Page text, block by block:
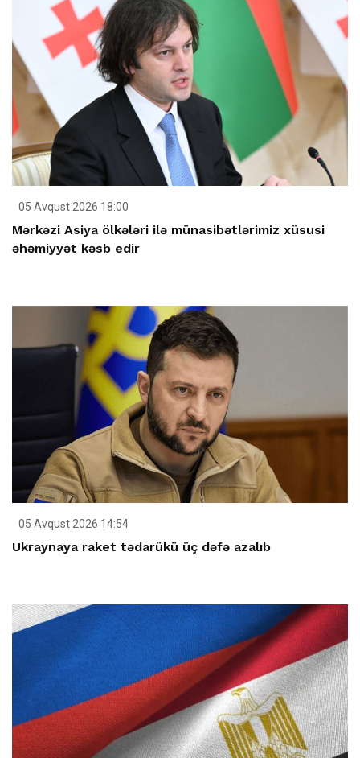
05 Avqust 2026 18:00
Mərkəzi Asiya ölkələri ilə münasibətlərimiz xüsusi
əhəmiyyət kəsb edir
05 Avqust 2026 14:54
Ukraynaya raket tədarükü üç dəfə azalıb